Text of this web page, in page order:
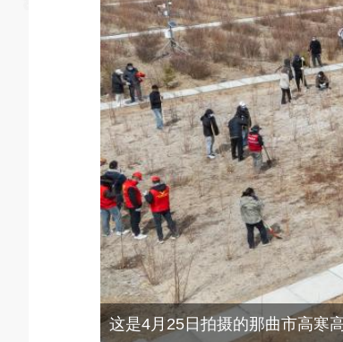
这是4月25日拍摄的那曲市高寒